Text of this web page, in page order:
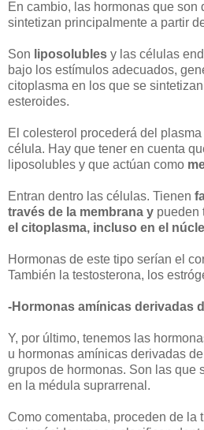
En cambio, las hormonas que son
sintetizan principalmente a partir
Son liposolubles y las células
bajo los estímulos adecuados,
citoplasma en los que se
esteroides.
El colesterol procederá del
célula. Hay que tener en cuenta
liposolubles y que actúan como
Entran dentro las células. Tienen
través de la membrana y pueden
el citoplasma, incluso en el
Hormonas de este tipo serían el
También la testosterona, los
-Hormonas amínicas derivadas
Y, por último, tenemos las
u hormonas amínicas derivadas
grupos de hormonas. Son las que
en la médula suprarrenal.
Como comentaba, proceden de la